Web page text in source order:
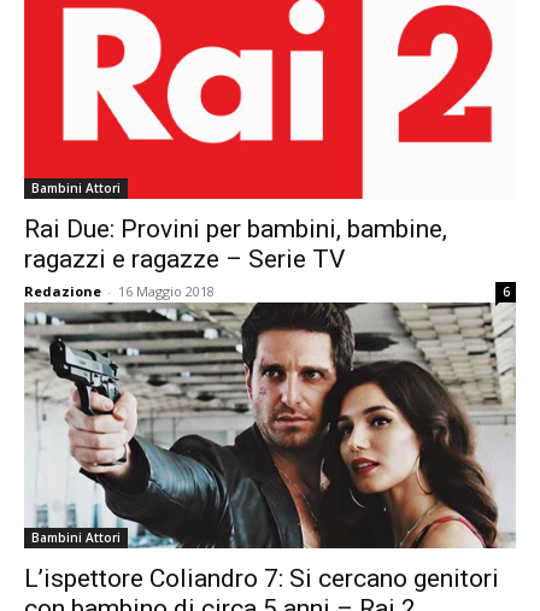
Bambini Attori
Rai Due: Provini per bambini, bambine,
ragazzi e ragazze – Serie TV
Redazione - 16 Maggio 2018 6
Bambini Attori
L’ispettore Coliandro 7: Si cercano genitori